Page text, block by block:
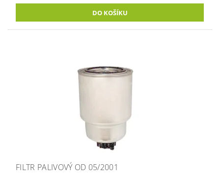
FILTR PALIVOVÝ OD 05/2001